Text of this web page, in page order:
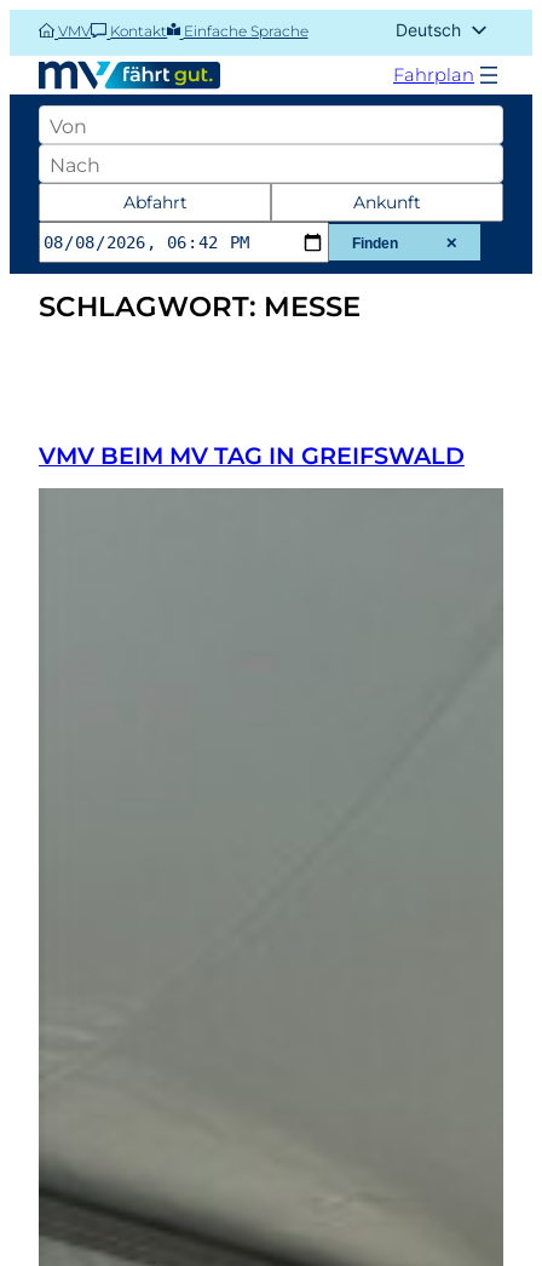
Zum
Inhalt
springen
VMV Kontakt Einfache Sprache
Deutsch
English (UK)
Fahrplan
AbfahrtsortAbfahrt Ankunft
und
Zeit
der
Finden ✕
SCHLAGWORT: MESSE
VMV BEIM MV TAG IN GREIFSWALD